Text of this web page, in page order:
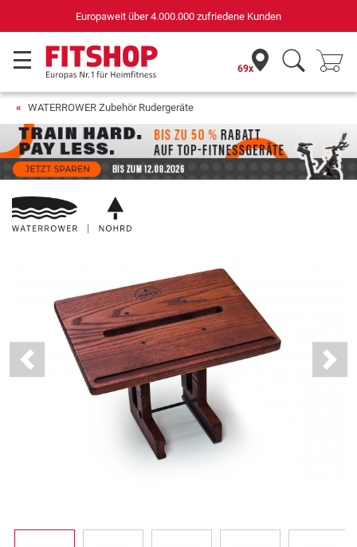
für Sportgeräte (n-tv+DISQ 2016-2024)
69x
WATERROWER Zubehör Rudergeräte
Previous Next